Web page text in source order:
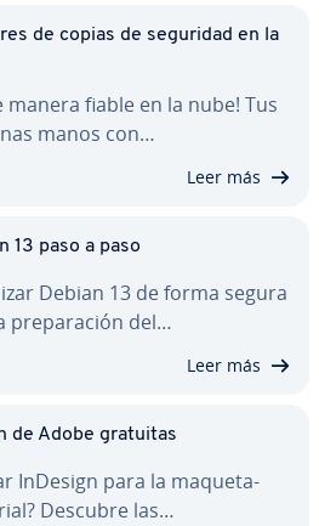
de copias de seguridad en la
manera fiable en la nube! Tus
manos con…
Leer más
13 paso a paso
Debian 13 de forma segura
pre­pa­ra­ción del…
Leer más
de Adobe gratuitas
InDesign para la ma­que­ta­
Descubre las…